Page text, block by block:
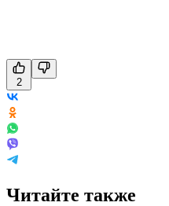
2
Читайте также